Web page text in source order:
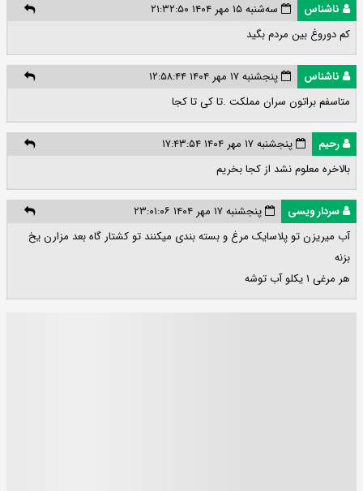
ناشناس
سه‌شنبه ۱۵ مهر ۱۴۰۴ ۲۱:۳۲:۵۰
کم دوروغ بین مردم بگید
ناشناس
پنجشنبه ۱۷ مهر ۱۴۰۴ ۱۲:۵۸:۴۴
متاسفم براتون سران مملکت .تا کی تا کجا
رحیم
پنجشنبه ۱۷ مهر ۱۴۰۴ ۱۷:۴۳:۵۴
بالاخره معلوم نشد از کجا بخریم
سردار ویسی
پنجشنبه ۱۷ مهر ۱۴۰۴ ۲۳:۰۱:۰۶
آب میریزن تو پلاسایک مرغ و بسته بندی میکنند تو کشتار گاه بعد مزارن یخ
بزنه
هر مرغی ۱ یکلو آب توشه